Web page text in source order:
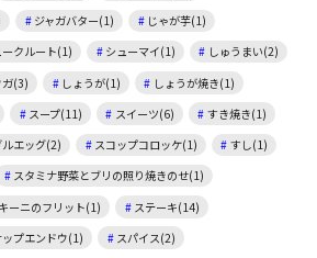
ジャガバター(1)
じゃが芋(1)
ークルート(1) シューマイ(1)
しゅうまい(2)
ガ(3) しょうが(1)
しょうが焼き(1)
スープ(11) スイーツ(6)
すき焼き(1)
エッグ(2) スコップコロッケ(1)
すし(1)
スタミナ野菜とブリの照り焼きのせ(1)
ーニのフリット(1)
ステーキ(14)
ップエンドウ(1) スパイス(2)